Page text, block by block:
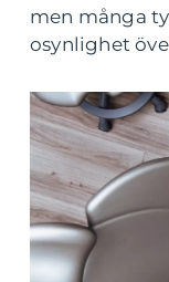
men många
osynlighet